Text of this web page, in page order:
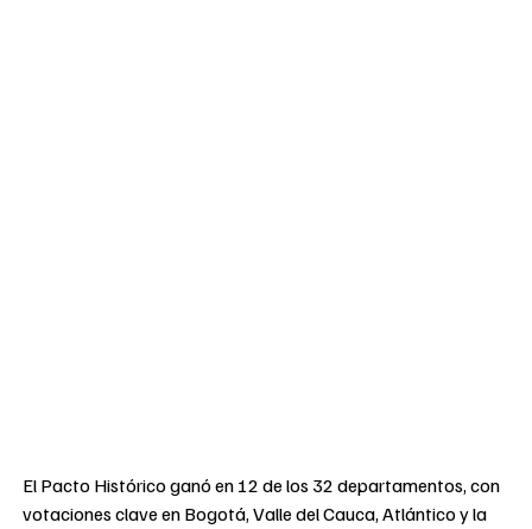
El Pacto Histórico ganó en 12 de los 32 departamentos, con
votaciones clave en Bogotá, Valle del Cauca, Atlántico y la